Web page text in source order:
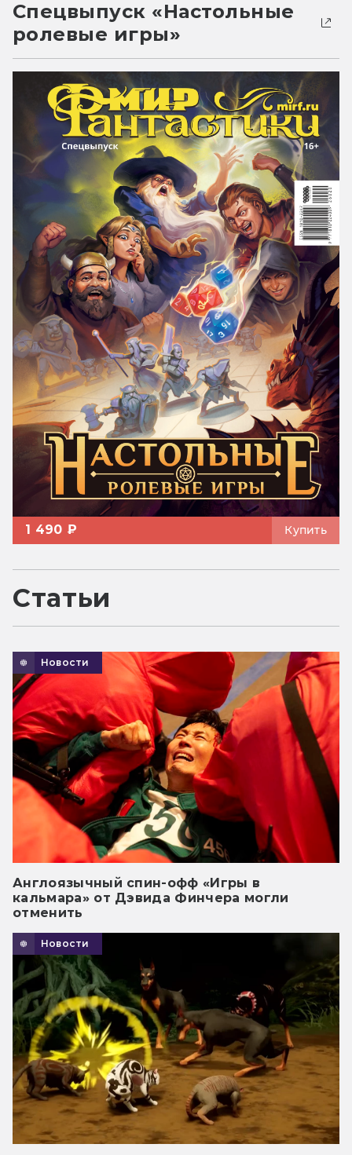
Спецвыпуск «Настольные
ролевые игры»
1 490 ₽ Купить
Статьи
Новости
Англоязычный спин-офф «Игры в
кальмара» от Дэвида Финчера могли
отменить
Новости